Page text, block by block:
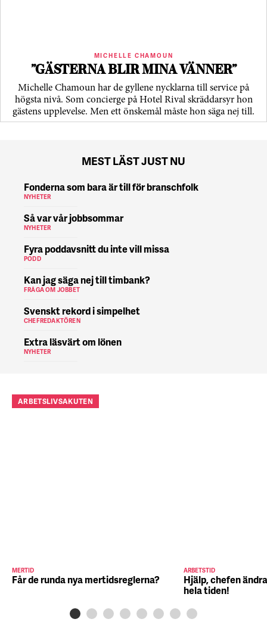
MICHELLE CHAMOUN
”GÄSTERNA BLIR MINA VÄNNER”
Michelle Chamoun har de gyllene nycklarna till service på
högsta nivå. Som concierge på Hotel Rival skräddarsyr hon
gästens upp­levelse. Men ett önskemål måste hon säga nej till.
MEST LÄST JUST NU
Fonderna som bara är till för branschfolk
NYHETER
Så var vår jobbsommar
NYHETER
Fyra poddavsnitt du inte vill missa
PODD
Kan jag säga nej till timbank?
FRÅGA OM JOBBET
Svenskt rekord i simpelhet
CHEFREDAKTÖREN
Extra läsvärt om lönen
NYHETER
ARBETSLIVSAKUTEN
MERTID
Får de runda nya mertidsreglerna?
ARBETSTID
Hjälp, chefen
hela tiden!